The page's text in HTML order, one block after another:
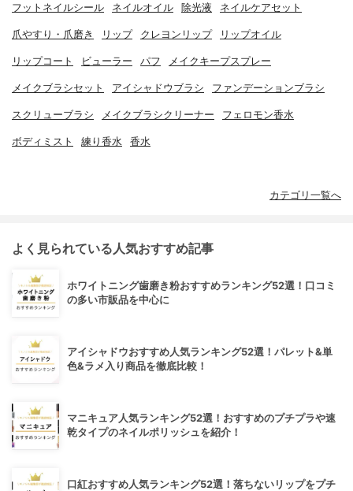
フットネイルシール ネイルオイル 除光液 ネイルケアセット
爪やすり・爪磨き リップ クレヨンリップ リップオイル
リップコート ビューラー パフ メイクキープスプレー
メイクブラシセット アイシャドウブラシ ファンデーションブラシ
スクリューブラシ メイクブラシクリーナー フェロモン香水
ボディミスト 練り香水 香水
カテゴリ一覧へ
よく見られている人気おすすめ記事
ホワイトニング歯磨き粉おすすめランキング52選！口コミ
の多い市販品を中心に
アイシャドウおすすめ人気ランキング52選！パレット&単
色&ラメ入り商品を徹底比較！
マニキュア人気ランキング52選！おすすめのプチプラや速
乾タイプのネイルポリッシュを紹介！
口紅おすすめ人気ランキング52選！落ちないリップをプチ